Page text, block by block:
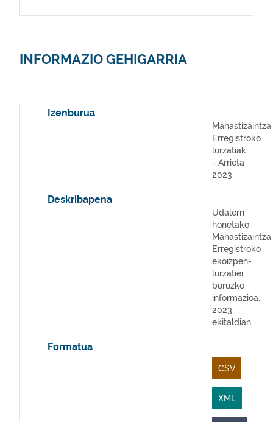
INFORMAZIO GEHIGARRIA
Izenburua
Mahastizaintza
Erregistroko
lurzatiak
- Arrieta
2023
Deskribapena
Udalerri
honetako
Mahastizaintza
Erregistroko
ekoizpen-
lurzatiei
buruzko
informazioa,
2023
ekitaldian.
Formatua
CSV
XML